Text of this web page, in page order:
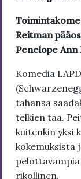
Reitman
Penelope Ann
Komedia
tahansa
telkien taa.
kuitenkin yksi
kokemuksista
pelottavampia
rikollinen.